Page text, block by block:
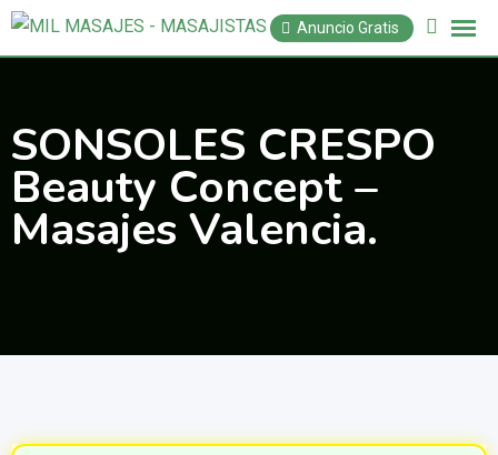
Saltar
Anuncio Gratis
SONSOLES CRESPO
Beauty Concept –
Masajes Valencia.